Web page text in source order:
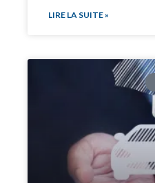
LIRE LA SUITE »